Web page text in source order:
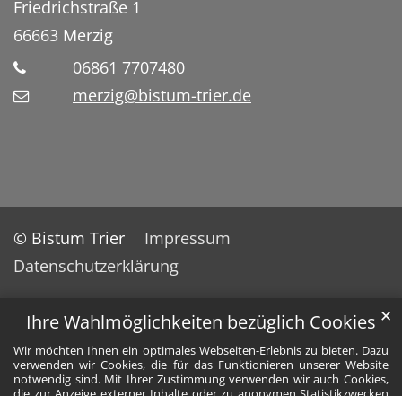
Ihre Wahlmöglichkeiten bezüglich Cookies
Wir möchten Ihnen ein optimales Webseiten-Erlebnis zu bieten. Dazu
verwenden wir Cookies, die für das Funktionieren unserer Website
notwendig sind. Mit Ihrer Zustimmung verwenden wir auch Cookies,
✕
Friedrichstraße 1
66663 Merzig
06861 7707480
merzig@bistum-trier.de
© Bistum Trier
Impressum
Datenschutzerklärung